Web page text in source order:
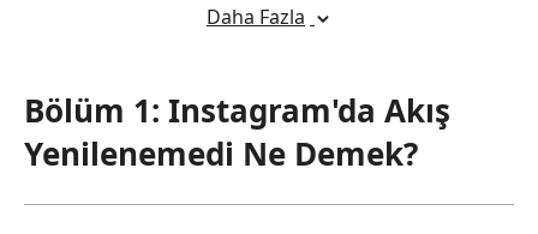
8. ReiBoot ile Sistem Hatalarından Kaynaklanan
Daha Fazla
Bölüm 1: Instagram'da Akış
Yenilenemedi Ne Demek?